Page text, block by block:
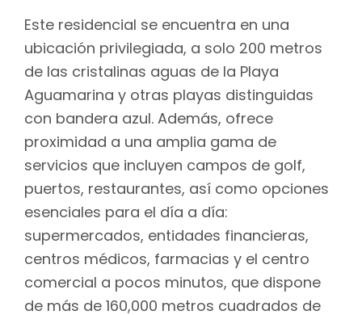
Este residencial se encuentra en una
ubicación privilegiada, a solo 200 metros
de las cristalinas aguas de la Playa
Aguamarina y otras playas distinguidas
con bandera azul. Además, ofrece
proximidad a una amplia gama de
servicios que incluyen campos de golf,
puertos, restaurantes, así como opciones
esenciales para el día a día:
supermercados, entidades financieras,
centros médicos, farmacias y el centro
comercial a pocos minutos, que dispone
de más de 160,000 metros cuadrados de